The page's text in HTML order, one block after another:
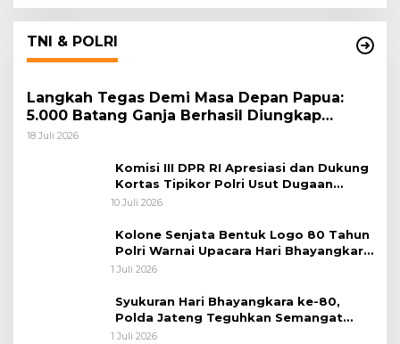
TNI & POLRI
Langkah Tegas Demi Masa Depan Papua:
5.000 Batang Ganja Berhasil Diungkap
Koops TNI Habema
18 Juli 2026
Komisi III DPR RI Apresiasi dan Dukung
Kortas Tipikor Polri Usut Dugaan
Korupsi Batu Bara
10 Juli 2026
Kolone Senjata Bentuk Logo 80 Tahun
Polri Warnai Upacara Hari Bhayangkara
ke-80
1 Juli 2026
Syukuran Hari Bhayangkara ke-80,
Polda Jateng Teguhkan Semangat
Pengabdian dan Pererat Kebersamaan
1 Juli 2026